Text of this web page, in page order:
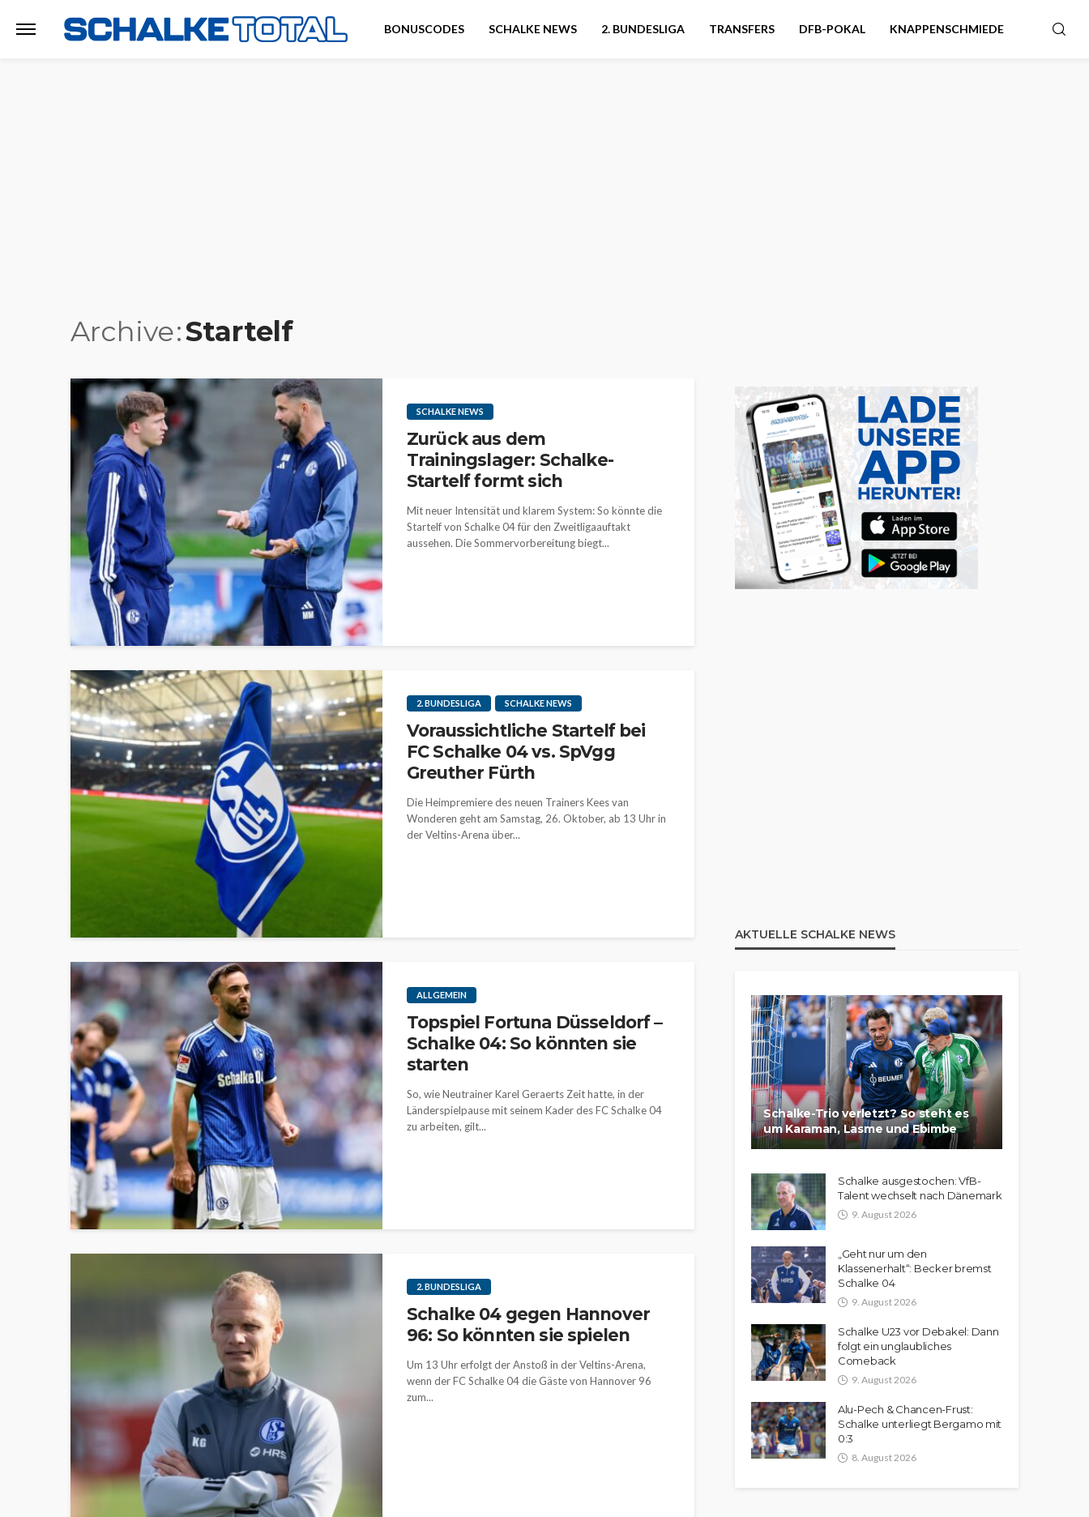
BONUSCODES SCHALKE NEWS 2. BUNDESLIGA TRANSFERS DFB-POKAL KNAPPENSCHMIEDE
Archive Startelf
SCHALKE NEWS
Zurück aus dem
Trainingslager: Schalke-
Startelf formt sich
Mit neuer Intensität und klarem System: So könnte die
Startelf von Schalke 04 für den Zweitligaauftakt
aussehen. Die Sommervorbereitung biegt...
2. BUNDESLIGA SCHALKE NEWS
Voraussichtliche Startelf bei
FC Schalke 04 vs. SpVgg
Greuther Fürth
Die Heimpremiere des neuen Trainers Kees van
Wonderen geht am Samstag, 26. Oktober, ab 13 Uhr in
der Veltins-Arena über...
ALLGEMEIN
Topspiel Fortuna Düsseldorf –
Schalke 04: So könnten sie
starten
So, wie Neutrainer Karel Geraerts Zeit hatte, in der
Länderspielpause mit seinem Kader des FC Schalke 04
zu arbeiten, gilt...
2. BUNDESLIGA
Schalke 04 gegen Hannover
96: So könnten sie spielen
Um 13 Uhr erfolgt der Anstoß in der Veltins-Arena,
wenn der FC Schalke 04 die Gäste von Hannover 96
zum...
AKTUELLE SCHALKE NEWS
Schalke-Trio verletzt? So steht es
um Karaman, Lasme und Ebimbe
Schalke ausgestochen: VfB-
Talent wechselt nach Dänemark
9. August 2026
„Geht nur um den
Klassenerhalt“: Becker bremst
Schalke 04
9. August 2026
Schalke U23 vor Debakel: Dann
folgt ein unglaubliches
Comeback
9. August 2026
Alu-Pech & Chancen-Frust:
Schalke unterliegt Bergamo mit
0:3
8. August 2026